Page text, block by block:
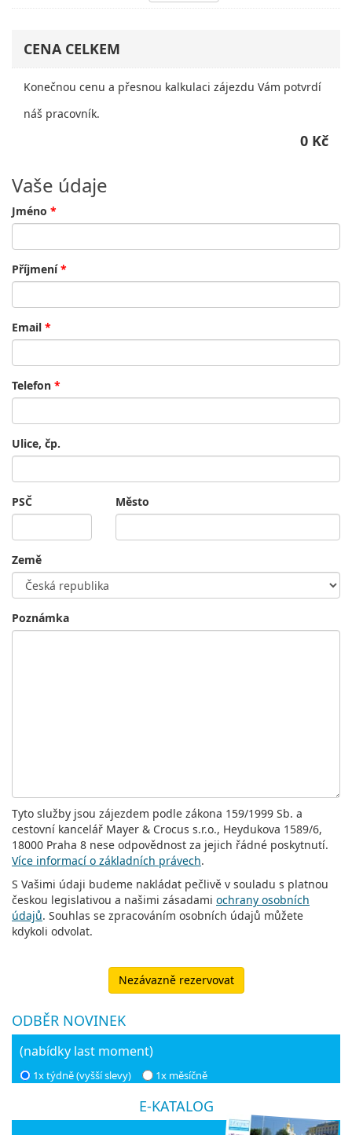
CENA CELKEM
Konečnou cenu a přesnou kalkulaci zájezdu Vám potvrdí
náš pracovník.
0 Kč
Vaše údaje
Jméno *
Příjmení*
Email *
Telefon *
Ulice, čp.
PSČ Město
Země
Poznámka
Tyto služby jsou zájezdem podle zákona 159/1999 Sb. a
cestovní kancelář Mayer & Crocus s.r.o., Heydukova 1589/6,
18000 Praha 8 nese odpovědnost za jejich řádné poskytnutí.
Více informací o základních právech.
S Vašimi údaji budeme nakládat pečlivě v souladu s platnou
českou legislativou a našimi zásadami ochrany osobních
údajů. Souhlas se zpracováním osobních údajů můžete
kdykoli odvolat.
Nezávazně rezervovat
ODBĚR NOVINEK
(nabídky last moment)
1x týdně (vyšší slevy) 1x měsíčně
E-KATALOG